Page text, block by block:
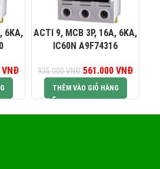
6KA,
là:
VNĐ.
VNĐ Giá hiện tại là:
561.000 VNĐ.
ACTI 9, MCB 3P, 16A, 6KA,
IC60N A9F74316
935.000VNĐ
Giá gốc là:
935.000 VNĐ.
561.000 VNĐ
THÊM VÀO GIỎ HÀNG